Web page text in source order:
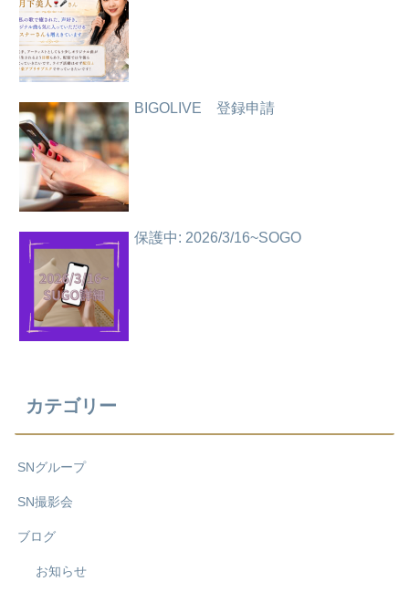
BIGOLIVE 登録申請
保護中: 2026/3/16~SOGO
カテゴリー
SNグループ
SN撮影会
ブログ
お知らせ